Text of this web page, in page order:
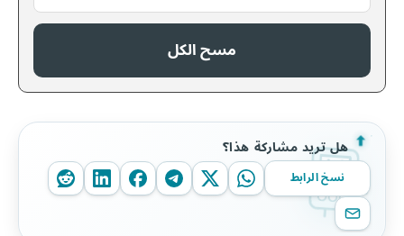
مسح الكل
هل تريد مشاركة هذا؟
نسخ الرابط